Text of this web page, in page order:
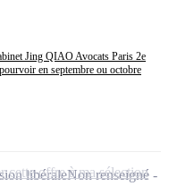
Jing QIAO Avocats Paris 2e
en septembre ou octobre
libéraleNon renseigné
cette offre à ma sélection